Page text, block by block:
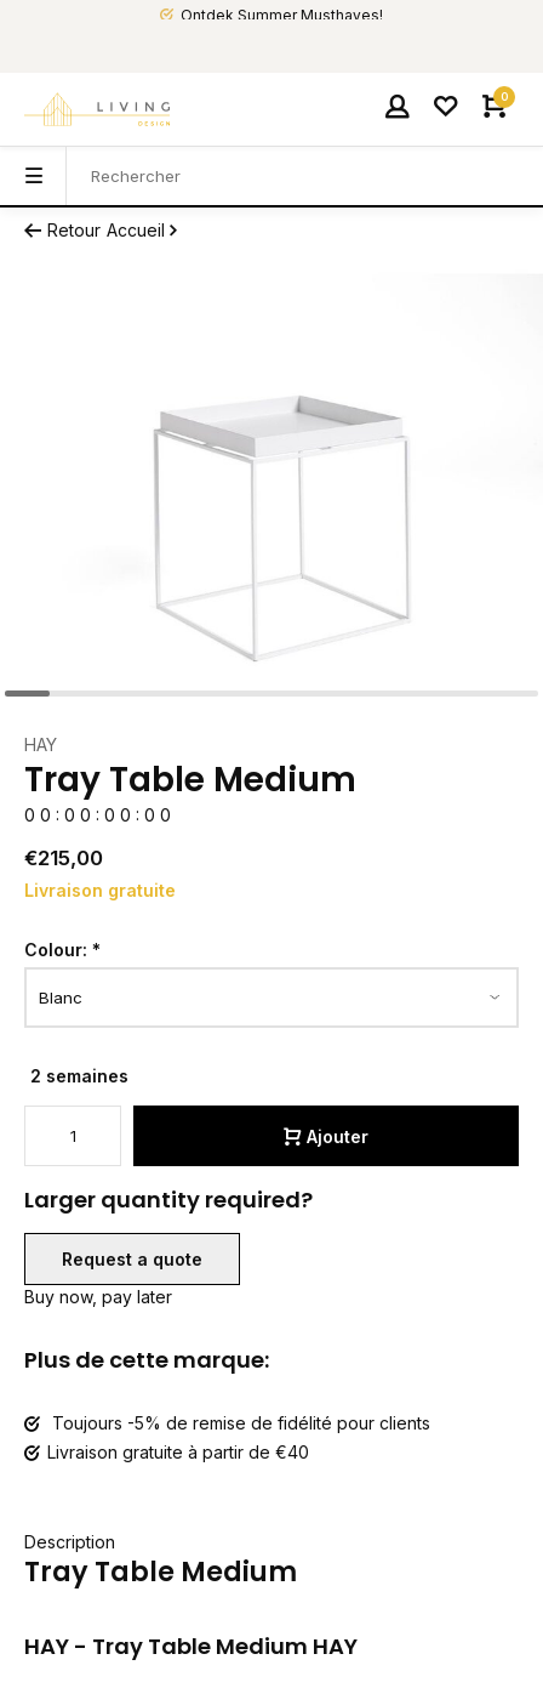
Ontdek Summer Musthaves!
0
Retour Accueil
HAY
Tray Table Medium
0 0 : 0 0 : 0 0 : 0 0
€215,00
Livraison gratuite
Colour: *
2 semaines
Ajouter
Larger quantity required?
Request a quote
Buy now, pay later
Plus de cette marque:
Toujours -5% de remise de fidélité pour clients
Livraison gratuite à partir de €40
Description
Tray Table Medium
HAY - Tray Table Medium HAY